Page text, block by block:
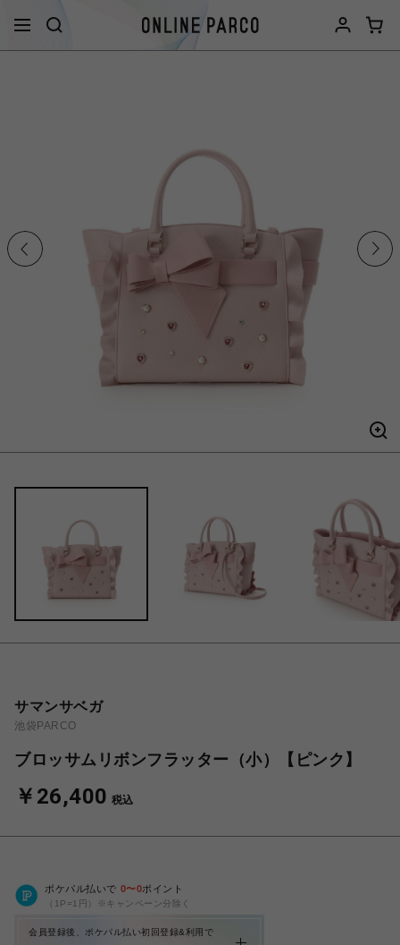
サマンサベガ
池袋PARCO
ブロッサムリボンフラッター（小）【ピンク】
￥26,400 税込
ポケパル払いで 0〜0ポイント
（1P=1円）※キャンペーン分除く
会員登録後、ポケパル払い初回登録&利用で